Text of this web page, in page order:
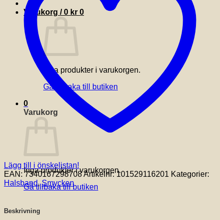
Varukorg /0 kr 0
Inga produkter i varukorgen.
Gå tillbaka till butiken
0
Varukorg
Inga produkter i varukorgen.
Gå tillbaka till butiken
Lägg till i önskelistan!
EAN:7340167298708Artikelnr:101529116201 Kategorier:
Halsband,Smycken
Beskrivning